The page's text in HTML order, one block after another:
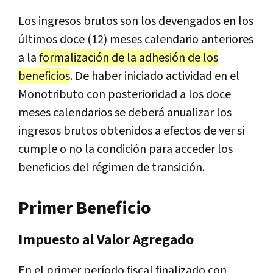
Los ingresos brutos son los devengados en los
últimos doce (12) meses calendario anteriores
a laformalización de la adhesión de los
beneficios. De haber iniciado actividad en el
Monotributo con posterioridad a los doce
meses calendarios se deberá anualizar los
ingresos brutos obtenidos a efectos de ver si
cumple o no la condición para acceder los
beneficios del régimen de transición.
Primer Beneficio
Impuesto al Valor Agregado